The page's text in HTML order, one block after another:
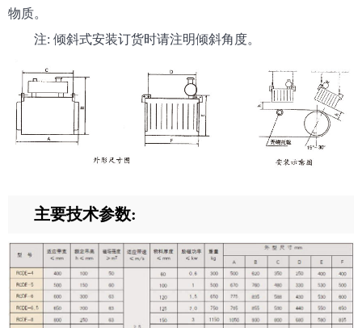
物质。
注: 倾斜式安装订货时请注明倾斜角度。
主要技术参数: